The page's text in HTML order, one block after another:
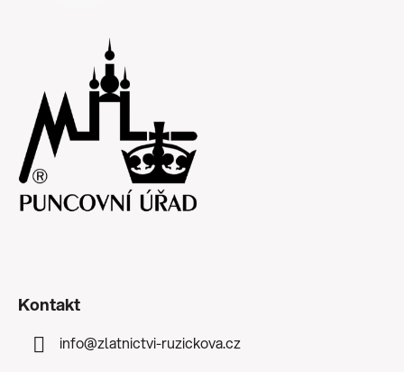
Kontakt
info@zlatnictvi-ruzickova.cz